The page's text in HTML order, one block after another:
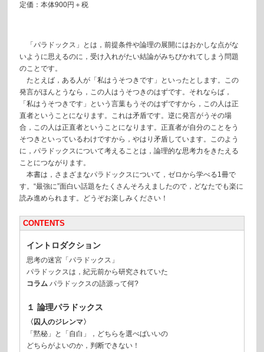
定価：本体900円＋税
「パラドックス」とは，前提条件や論理の展開にはおかしな点がな
いように思えるのに，受け入れがたい結論がみちびかれてしまう問題
のことです。
たとえば，ある人が「私はうそつきです」といったとします。この
発言がほんとうなら，この人はうそつきのはずです。それならば，
「私はうそつきです」という言葉もうそのはずですから，この人は正
直者ということになります。これは矛盾です。逆に発言がうその場
合，この人は正直者ということになります。正直者が自分のことをう
そつきといっているわけですから，やはり矛盾しています。このよう
に，パラドックスについて考えることは，論理的な思考力をきたえる
ことにつながります。
本書は，さまざまなパラドックスについて，ゼロから学べる1冊で
す。“最強に”面白い話題をたくさんそろえましたので，どなたでも楽に
読み進められます。どうぞお楽しみください！
CONTENTS
イントロダクション
思考の迷宮「パラドックス」
パラドックスは，紀元前から研究されていた
コラム パラドックスの語源って何?
１ 論理パラドックス
〈囚人のジレンマ〉
「黙秘」と「自白」，どちらを選べばいいの
どちらがよいのか，判断できない！